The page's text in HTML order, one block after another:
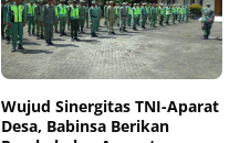
Wujud Sinergitas TNI-Aparat
Desa, Babinsa Berikan